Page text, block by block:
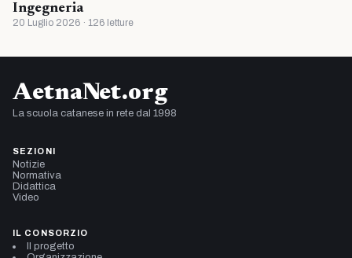
Ingegneria
20 Luglio 2026 · 126 letture
AetnaNet.org
La scuola catanese in rete dal 1998
SEZIONI
Notizie
Normativa
Didattica
Video
IL CONSORZIO
Il progetto